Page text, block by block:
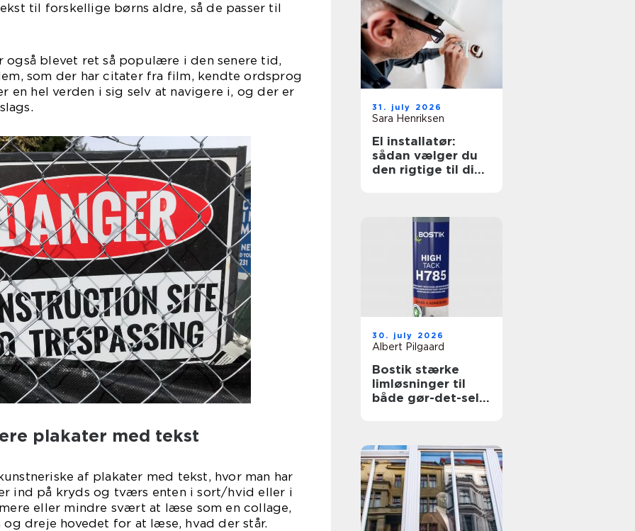
til forskellige børns aldre, så de passer til
også blevet ret så populære i den senere tid,
som der har citater fra film, kendte ordsprog
en hel verden i sig selv at navigere i, og der er
plakater med tekst
af plakater med tekst, hvor man har
ind på kryds og tværs enten i sort/hvid eller i
eller mindre svært at læse som en collage,
dreje hovedet for at læse, hvad der står.
31. july 2026
Sara Henriksen
El installatør:
sådan vælger du
den rigtige til dine
30. july 2026
Albert Pilgaard
Bostik stærke
limløsninger til
både gør-det-selv